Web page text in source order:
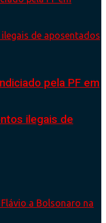
pela PF em
ilegais de